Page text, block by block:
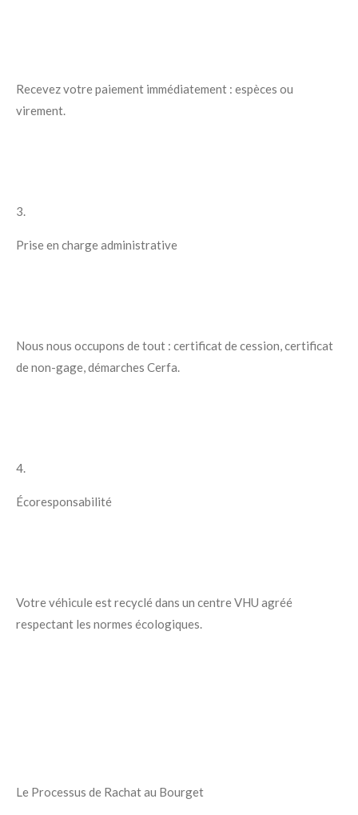
Recevez votre paiement immédiatement : espèces ou
virement.
3.
Prise en charge administrative
Nous nous occupons de tout : certificat de cession, certificat
de non-gage, démarches Cerfa.
4.
Écoresponsabilité
Votre véhicule est recyclé dans un centre VHU agréé
respectant les normes écologiques.
Le Processus de Rachat au Bourget